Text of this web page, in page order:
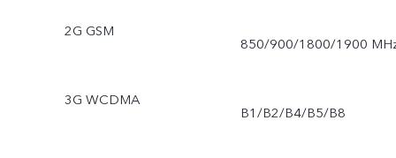
2G GSM
850/900/1800/1900
3G WCDMA
B1/B2/B4/B5/B8